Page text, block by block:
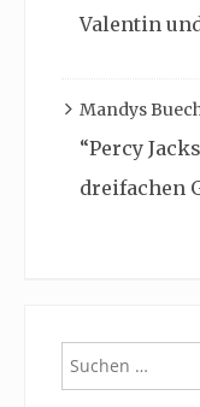
Valentin
Mandys
“Percy
dreifachen
Suchen
nach: